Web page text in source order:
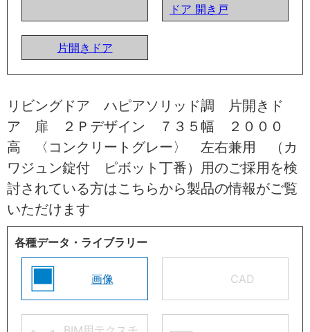
ドア 開き戸
片開きドア
リビングドア ハピアソリッド調 片開きド
ア 扉 ２Ｐデザイン ７３５幅 ２０００
高 〈コンクリートグレー〉 左右兼用 （カ
ワジュン錠付 ピボット丁番）用のご採用を検
討されている方はこちらから製品の情報がご覧
いただけます
各種データ・ライブラリー
画像 CAD